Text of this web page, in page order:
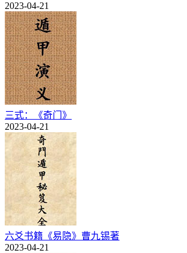
2023-04-21
三式：《奇门》
2023-04-21
六爻书籍《易隐》曹九锡著
2023-04-21